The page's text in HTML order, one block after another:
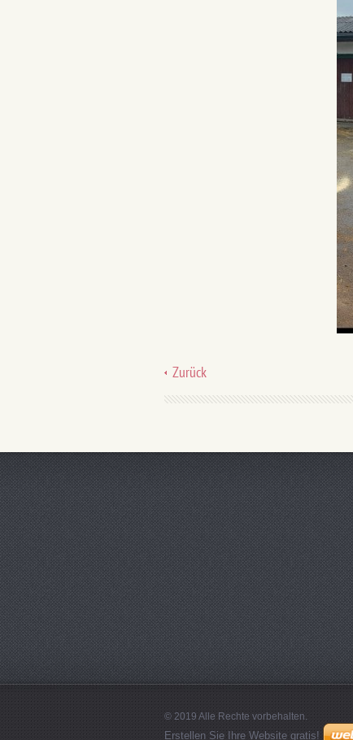
Zurück
© 2019 Alle Rechte vorbehalten.
Erstellen Sie Ihre Website gratis!